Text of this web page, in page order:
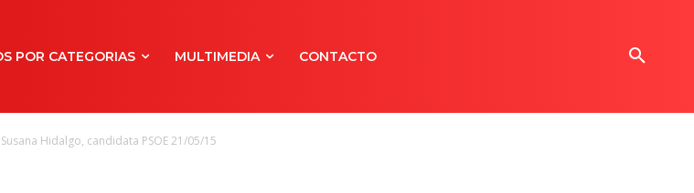
POR CATEGORIAS MULTIMEDIA CONTACTO
Hidalgo, candidata PSOE 21/05/15